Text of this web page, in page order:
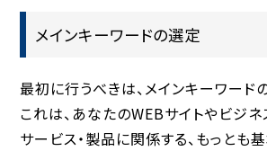
メインキーワードの選定
最初に行うべきは、メインキーワード
これは、あなたのWEBサイトやビジ
サービス・製品に関係する、もっとも